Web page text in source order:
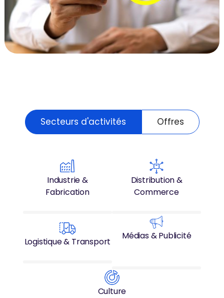
Secteurs d'activités Offres
Industrie &
Fabrication
Distribution &
Commerce
Logistique & Transport
Médias & Publicité
Culture